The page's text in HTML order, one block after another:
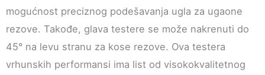
mogućnost preciznog podešavanja ugla za ugaone
rezove. Takođe, glava testere se može nakrenuti do
45° na levu stranu za kose rezove. Ova testera
vrhunskih performansi ima list od visokokvalitetnog